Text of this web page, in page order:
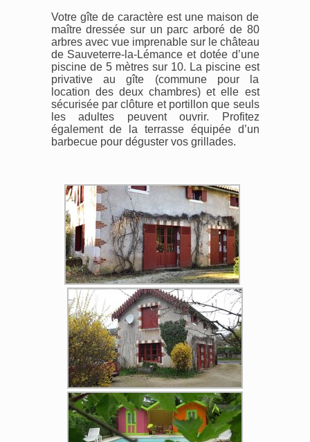
Votre gîte de caractère est une maison de
maître dressée sur un parc arboré de 80
arbres avec vue imprenable sur le château
de Sauveterre-la-Lémance et dotée d’une
piscine de 5 mètres sur 10. La piscine est
privative au gîte (commune pour la
location des deux chambres) et elle est
sécurisée par clôture et portillon que seuls
les adultes peuvent ouvrir. Profitez
également de la terrasse équipée d’un
barbecue pour déguster vos grillades.